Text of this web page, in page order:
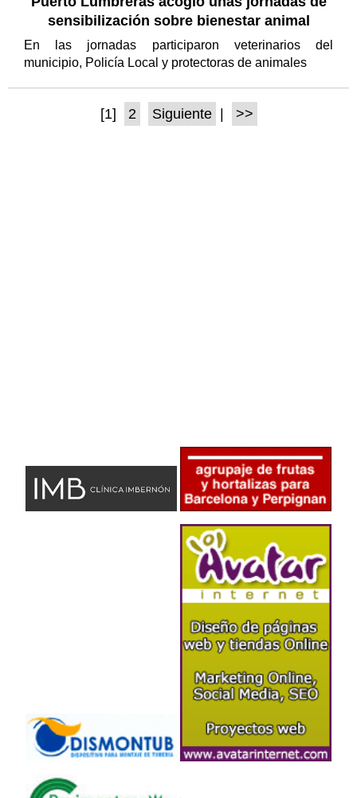
sensibilización sobre bienestar animal
En las jornadas participaron veterinarios del
municipio, Policía Local y protectoras de animales
[1] 2 Siguiente >>